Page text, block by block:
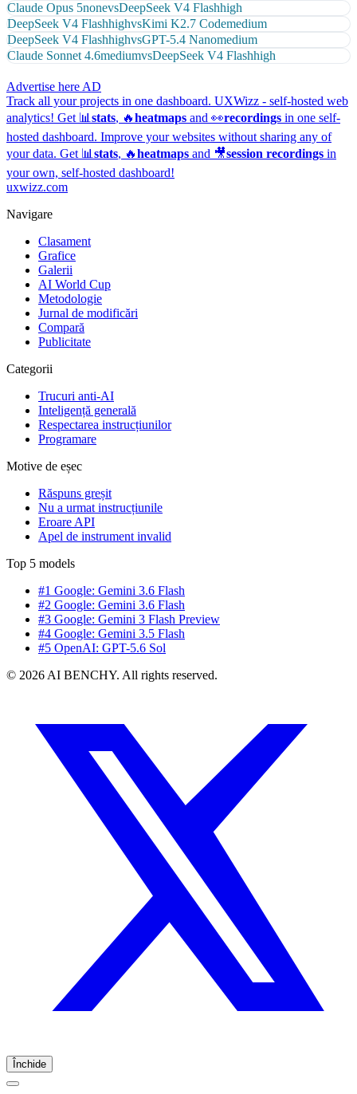
Claude Opus 5nonevsDeepSeek V4 Flashhigh
DeepSeek V4 FlashhighvsKimi K2.7 Codemedium
DeepSeek V4 FlashhighvsGPT-5.4 Nanomedium
Claude Sonnet 4.6mediumvsDeepSeek V4 Flashhigh
Advertise here AD
Track all your projects in one dashboard. UXWizz - self-hosted web
analytics! Get 📊 stats, 🔥heatmaps and 👀recordings in one self-
hosted dashboard. Improve your websites without sharing any of
your data. Get 📊 stats, 🔥heatmaps and 🎥session recordings in
your own, self-hosted dashboard!
uxwizz.com
Navigare
Clasament
Grafice
Galerii
AI World Cup
Metodologie
Jurnal de modificări
Compară
Publicitate
Categorii
Trucuri anti-AI
Inteligență generală
Respectarea instrucțiunilor
Programare
Motive de eșec
Răspuns greșit
Nu a urmat instrucțiunile
Eroare API
Apel de instrument invalid
Top 5 models
#1 Google: Gemini 3.6 Flash
#2 Google: Gemini 3.6 Flash
#3 Google: Gemini 3 Flash Preview
#4 Google: Gemini 3.5 Flash
#5 OpenAI: GPT-5.6 Sol
© 2026 AI BENCHY. All rights reserved.
Închide